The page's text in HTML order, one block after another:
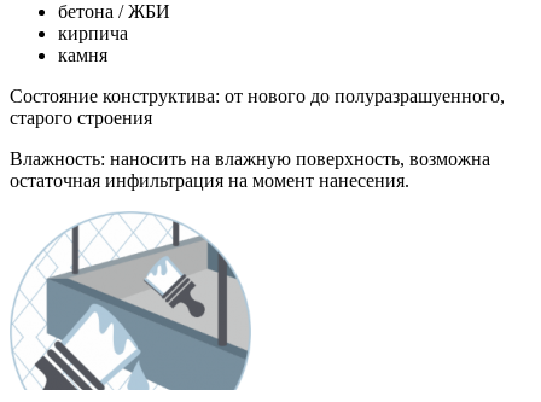
бетона / ЖБИ
кирпича
камня
Состояние конструктива: от нового до полуразрашуенного,
старого строения
Влажность: наносить на влажную поверхность, возможна
остаточная инфильтрация на момент нанесения.